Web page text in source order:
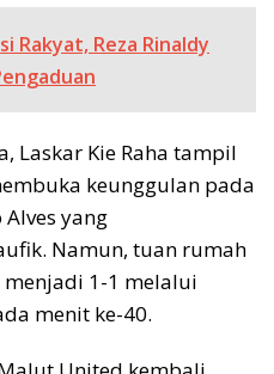
Rakyat, Reza Rinaldy
Laskar Kie Raha tampil
keunggulan pada
yang
Namun, tuan rumah
1-1 melalui
menit ke-40.